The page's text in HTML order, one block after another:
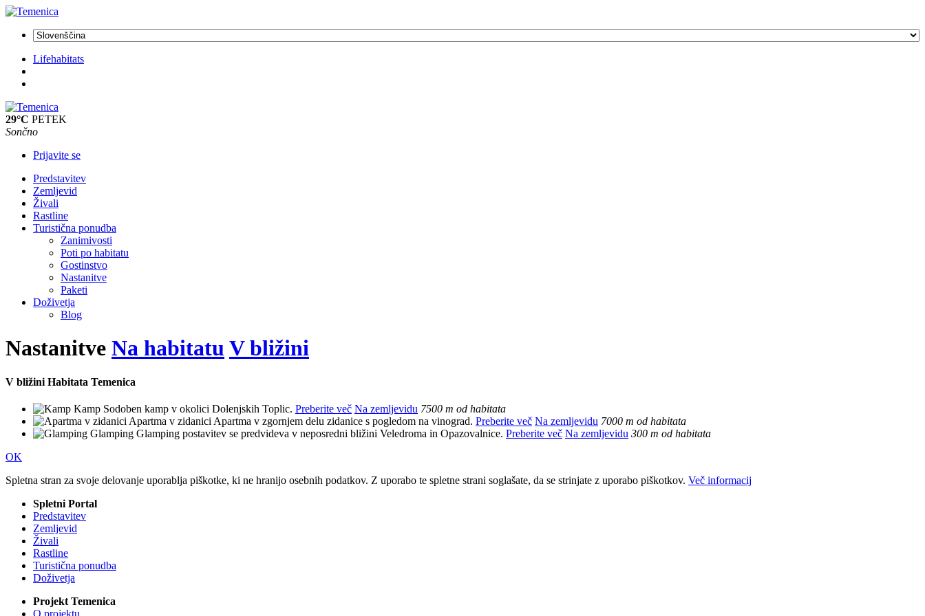
Lifehabitats
29°C PETEK
Sončno
Prijavite se
Predstavitev
Zemljevid
Živali
Rastline
Turistična ponudba
Zanimivosti
Poti po habitatu
Gostinstvo
Nastanitve
Paketi
Doživetja
Blog
Nastanitve Na habitatu V bližini
V bližini Habitata Temenica
Kamp Sodoben kamp v okolici Dolenjskih Toplic. Preberite več Na zemljevidu 7500 m od habitata
Apartma v zidanici Apartma v zgornjem delu zidanice s pogledom na vinograd. Preberite več Na zemljevidu 7000 m od habitata
Glamping Glamping postavitev se predvideva v neposredni bližini Veledroma in Opazovalnice. Preberite več Na zemljevidu 300 m od habitata
OK
Spletna stran za svoje delovanje uporablja piškotke, ki ne hranijo osebnih podatkov. Z uporabo te spletne strani soglašate, da se strinjate z uporabo piškotkov. Več informacij
Spletni Portal
Predstavitev
Zemljevid
Živali
Rastline
Turistična ponudba
Doživetja
Projekt Temenica